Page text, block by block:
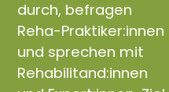
durch, befragen
Reha-Praktiker:innen
und sprechen mit
Rehabilitand:innen